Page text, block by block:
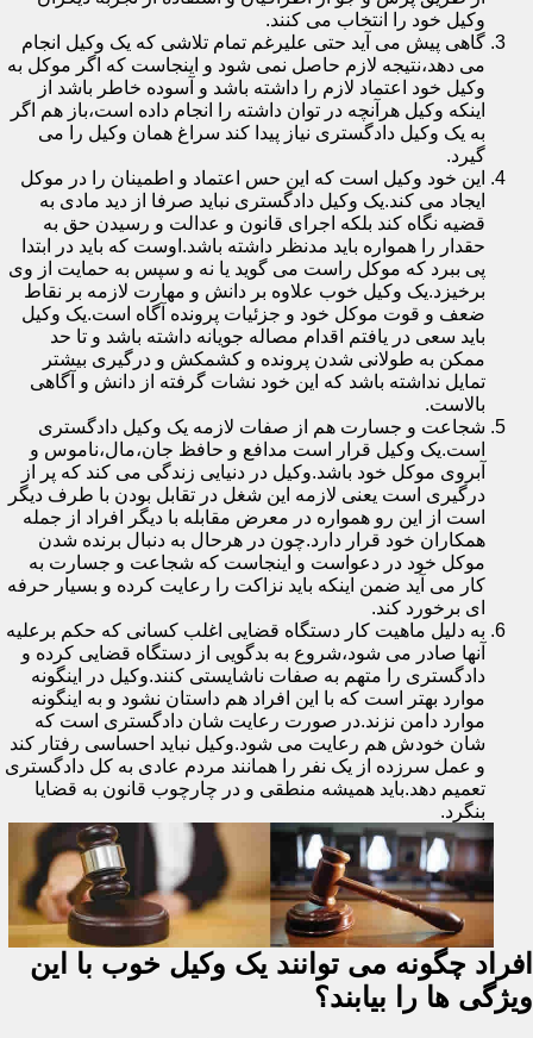
وکیل خود را انتخاب می کنند.
گاهی پیش می آید حتی علیرغم تمام تلاشی که یک وکیل انجام
می دهد،نتیجه لازم حاصل نمی شود و اینجاست که اگر موکل به
وکیل خود اعتماد لازم را داشته باشد و آسوده خاطر باشد از
اینکه وکیل هرآنچه در توان داشته را انجام داده است،باز هم اگر
به یک وکیل دادگستری نیاز پیدا کند سراغ همان وکیل را می
گیرد.
این خود وکیل است که این حس اعتماد و اطمینان را در موکل
ایجاد می کند.یک وکیل دادگستری نباید صرفا از دید مادی به
قضیه نگاه کند بلکه اجرای قانون و عدالت و رسیدن حق به
حقدار را همواره باید مدنظر داشته باشد.اوست که باید در ابتدا
پی ببرد که موکل راست می گوید یا نه و سپس به حمایت از وی
برخیزد.یک وکیل خوب علاوه بر دانش و مهارت لازمه بر نقاط
ضعف و قوت موکل خود و جزئیات پرونده آگاه است.یک وکیل
باید سعی در یافتم اقدام مصاله جویانه داشته باشد و تا حد
ممکن به طولانی شدن پرونده و کشمکش و درگیری بیشتر
تمایل نداشته باشد که این خود نشات گرفته از دانش و آگاهی
بالاست.
شجاعت و جسارت هم از صفات لازمه یک وکیل دادگستری
است.یک وکیل قرار است مدافع و حافظ جان،مال،ناموس و
آبروی موکل خود باشد.وکیل در دنیایی زندگی می کند که پر از
درگیری است یعنی لازمه این شغل در تقابل بودن با طرف دیگر
است از این رو همواره در معرض مقابله با دیگر افراد از جمله
همکاران خود قرار دارد.چون در هرحال به دنبال برنده شدن
موکل خود در دعواست و اینجاست که شجاعت و جسارت به
کار می آید ضمن اینکه باید نزاکت را رعایت کرده و بسیار حرفه
ای برخورد کند.
به دلیل ماهیت کار دستگاه قضایی اغلب کسانی که حکم برعلیه
آنها صادر می شود،شروع به بدگویی از دستگاه قضایی کرده و
دادگستری را متهم به صفات ناشایستی کنند.وکیل در اینگونه
موارد بهتر است که با این افراد هم داستان نشود و به اینگونه
موارد دامن نزند.در صورت رعایت شان دادگستری است که
شان خودش هم رعایت می شود.وکیل نباید احساسی رفتار کند
و عمل سرزده از یک نفر را همانند مردم عادی به کل دادگستری
تعمیم دهد.باید همیشه منطقی و در چارچوب قانون به قضایا
بنگرد.
افراد چگونه می توانند یک وکیل خوب با این
ویژگی ها را بیابند؟